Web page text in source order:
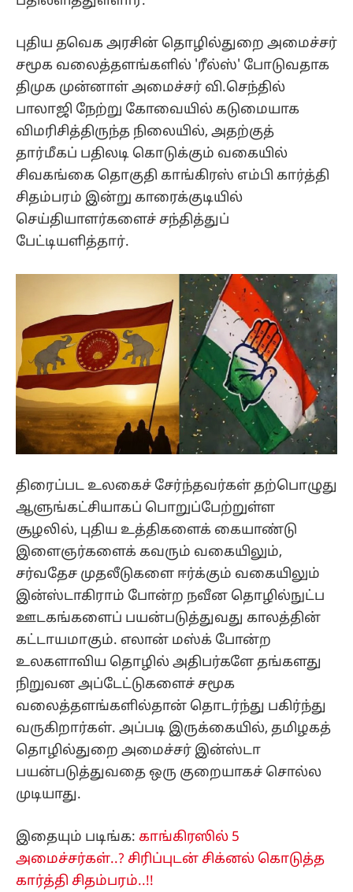
புதிய தவெக அரசின் தொழில்துறை அமைச்சர்
சமூக வலைத்தளங்களில் 'ரீல்ஸ்' போடுவதாக
திமுக முன்னாள் அமைச்சர் வி.செந்தில்
பாலாஜி நேற்று கோவையில் கடுமையாக
விமரிசித்திருந்த நிலையில், அதற்குத்
தார்மீகப் பதிலடி கொடுக்கும் வகையில்
சிவகங்கை தொகுதி காங்கிரஸ் எம்பி கார்த்தி
சிதம்பரம் இன்று காரைக்குடியில்
செய்தியாளர்களைச் சந்தித்துப்
பேட்டியளித்தார்.
திரைப்பட உலகைச் சேர்ந்தவர்கள் தற்பொழுது
ஆளுங்கட்சியாகப் பொறுப்பேற்றுள்ள
சூழலில், புதிய உத்திகளைக் கையாண்டு
இளைஞர்களைக் கவரும் வகையிலும்,
சர்வதேச முதலீடுகளை ஈர்க்கும் வகையிலும்
இன்ஸ்டாகிராம் போன்ற நவீன தொழில்நுட்ப
ஊடகங்களைப் பயன்படுத்துவது காலத்தின்
கட்டாயமாகும். எலான் மஸ்க் போன்ற
உலகளாவிய தொழில் அதிபர்களே தங்களது
நிறுவன அப்டேட்டுகளைச் சமூக
வலைத்தளங்களில்தான் தொடர்ந்து பகிர்ந்து
வருகிறார்கள். அப்படி இருக்கையில், தமிழகத்
தொழில்துறை அமைச்சர் இன்ஸ்டா
பயன்படுத்துவதை ஒரு குறையாகச் சொல்ல
முடியாது.
இதையும் படிங்க: காங்கிரஸில் 5
அமைச்சர்கள்..? சிரிப்புடன் சிக்னல் கொடுத்த
கார்த்தி சிதம்பரம்..!!